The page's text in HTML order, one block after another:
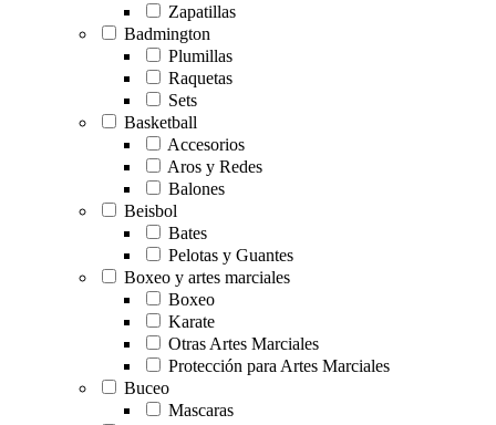
Zapatillas
Badmington
Plumillas
Raquetas
Sets
Basketball
Accesorios
Aros y Redes
Balones
Beisbol
Bates
Pelotas y Guantes
Boxeo y artes marciales
Boxeo
Karate
Otras Artes Marciales
Protección para Artes Marciales
Buceo
Mascaras